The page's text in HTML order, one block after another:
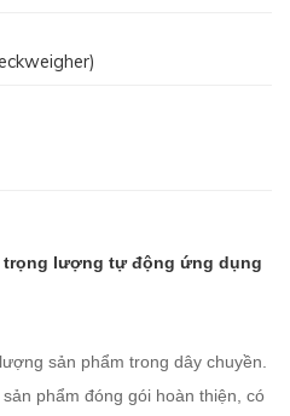
trọng lượng tự động ứng dụng
sản phẩm trong dây chuyền.
phẩm đóng gói hoàn thiện, có